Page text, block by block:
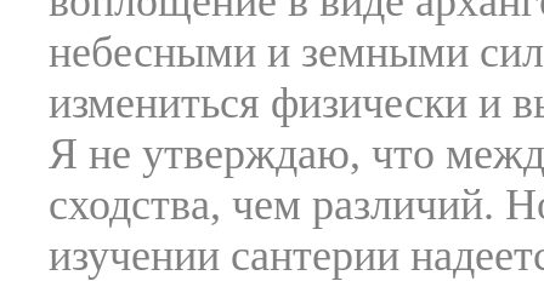
небесными и земными
измениться физически и
Я не утверждаю, что
сходства, чем различий.
изучении сантерии